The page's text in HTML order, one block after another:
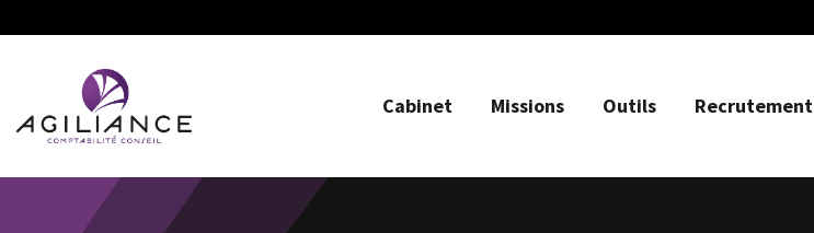
Cabinet Missions Outils Recrutement